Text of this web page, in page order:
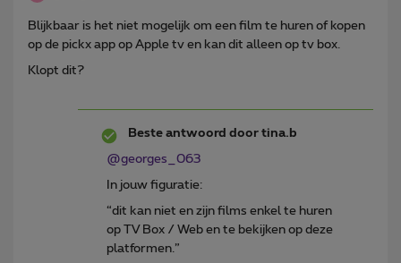
Blijkbaar is het niet mogelijk om een film te huren of kopen
op de pickx app op Apple tv en kan dit alleen op tv box.
Klopt dit?
Beste antwoord door tina.b
@georges_063
In jouw figuratie:
“dit kan niet en zijn films enkel te huren
op TV Box / Web en te bekijken op deze
platformen.”